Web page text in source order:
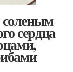
соленым
сердца